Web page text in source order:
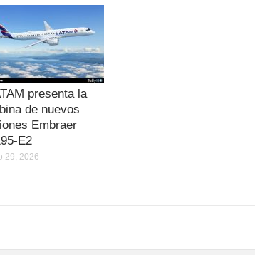
presenta la
de nuevos
Embraer
E2
29, 2026